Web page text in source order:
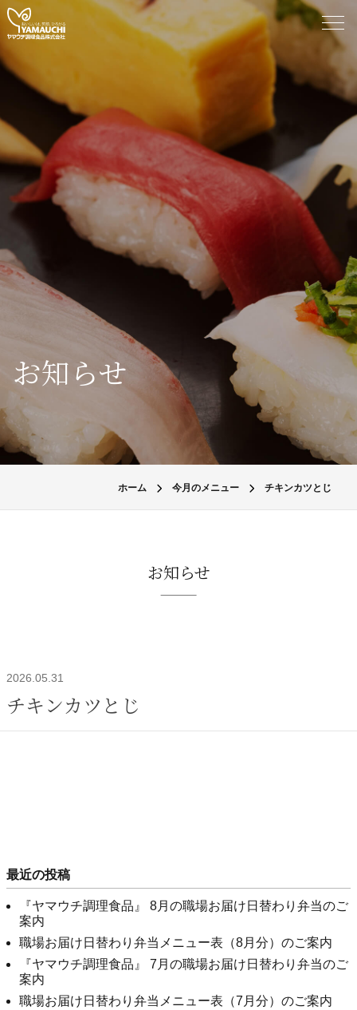
お知らせ
ホーム 今月のメニュー チキンカツとじ
お知らせ
2026.05.31
チキンカツとじ
最近の投稿
『ヤマウチ調理食品』 8月の職場お届け日替わり弁当のご
案内
職場お届け日替わり弁当メニュー表（8月分）のご案内
『ヤマウチ調理食品』 7月の職場お届け日替わり弁当のご
案内
職場お届け日替わり弁当メニュー表（7月分）のご案内